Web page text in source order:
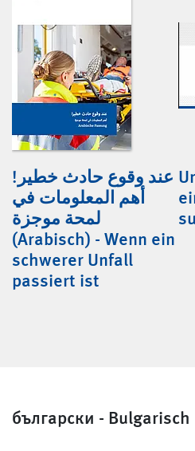
عند وقوع حادث خطير!
أهم المعلومات في
لمحة موجزة
(Arabisch) - Wenn ein
schwerer Unfall
passiert ist
български - Bulgarisch